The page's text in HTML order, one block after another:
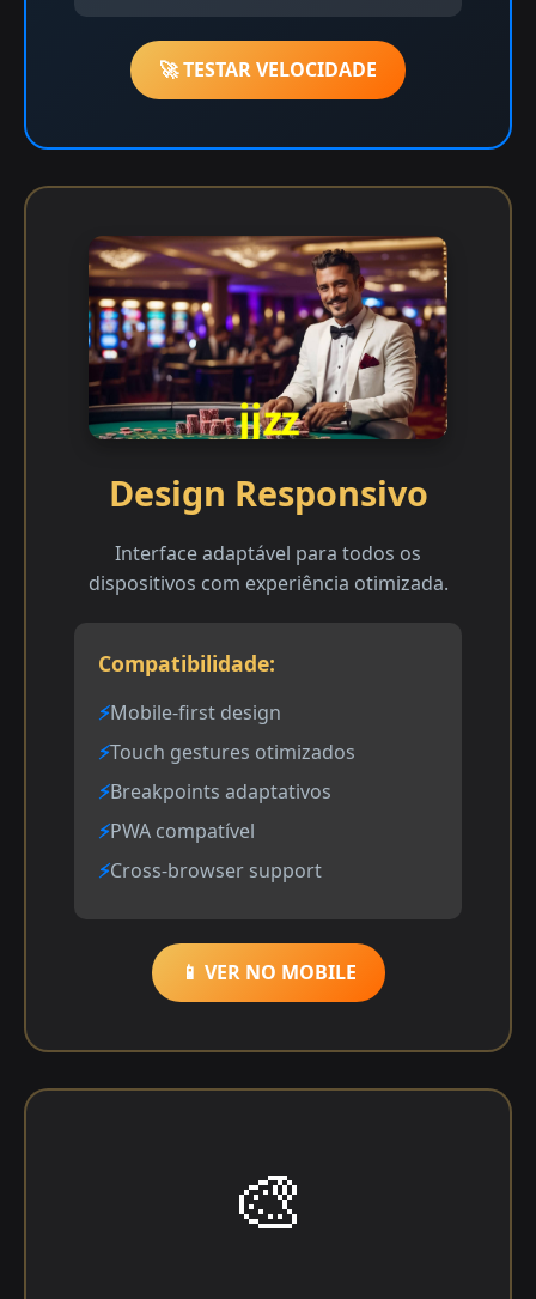
🚀 TESTAR VELOCIDADE
Design Responsivo
Interface adaptável para todos os
dispositivos com experiência otimizada.
Compatibilidade:
Mobile-first design
Touch gestures otimizados
Breakpoints adaptativos
PWA compatível
Cross-browser support
📱 VER NO MOBILE
🎨